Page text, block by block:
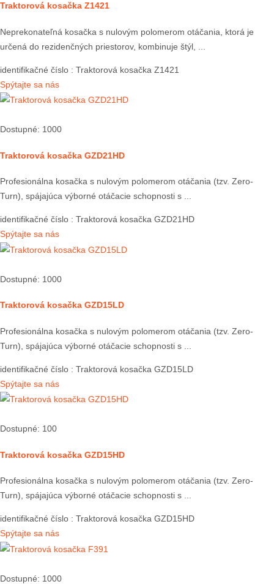
Traktorová kosačka Z1421
Neprekonateľná kosačka s nulovým polomerom otáčania, ktorá je
určená do rezidenčných priestorov, kombinuje štýl, ...
identifikačné číslo : Traktorová kosačka Z1421
Spýtajte sa nás
Dostupné: 1000
Traktorová kosačka GZD21HD
Profesionálna kosačka s nulovým polomerom otáčania (tzv. Zero-
Turn), spájajúca výborné otáčacie schopnosti s ...
identifikačné číslo : Traktorová kosačka GZD21HD
Spýtajte sa nás
Dostupné: 1000
Traktorová kosačka GZD15LD
Profesionálna kosačka s nulovým polomerom otáčania (tzv. Zero-
Turn), spájajúca výborné otáčacie schopnosti s ...
identifikačné číslo : Traktorová kosačka GZD15LD
Spýtajte sa nás
Dostupné: 100
Traktorová kosačka GZD15HD
Profesionálna kosačka s nulovým polomerom otáčania (tzv. Zero-
Turn), spájajúca výborné otáčacie schopnosti s ...
identifikačné číslo : Traktorová kosačka GZD15HD
Spýtajte sa nás
Dostupné: 1000